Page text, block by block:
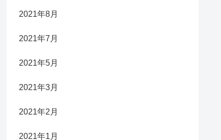
2021年8月
2021年7月
2021年5月
2021年3月
2021年2月
2021年1月